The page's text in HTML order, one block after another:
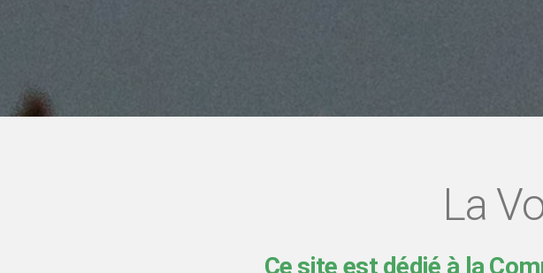
La
Ce site est dédié à la